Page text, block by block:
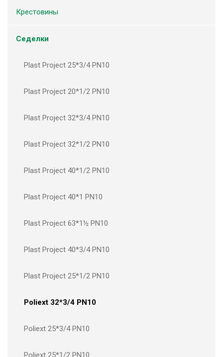
Крестовины
Седелки
Plast Project 25*3/4 PN10
Plast Project 20*1/2 PN10
Plast Project 32*3/4 PN10
Plast Project 32*1/2 PN10
Plast Project 40*1/2 PN10
Plast Project 40*1 PN10
Plast Project 63*1½ PN10
Plast Project 40*3/4 PN10
Plast Project 25*1/2 PN10
Poliext 32*3/4 PN10
Poliext 25*3/4 PN10
Poliext 25*1/2 PN10